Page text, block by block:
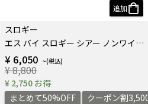
追加
スロギー
エス バイ スロギー シアー ノンワイヤーブラ
¥ 6,050
¥ 8,800
¥ 2,750 お得
まとめて50%OFF
クーポン割3,500